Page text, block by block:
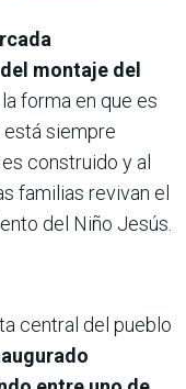
montaje del
la forma en que es
siempre
construido y al
familias revivan el
del Niño Jesús.
central del pueblo